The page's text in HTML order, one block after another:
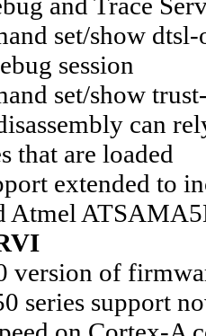
set/show
session
set/show
can
that are loaded
extended to
Atmel
version of
series support